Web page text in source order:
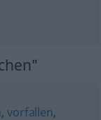
,vorfallen,